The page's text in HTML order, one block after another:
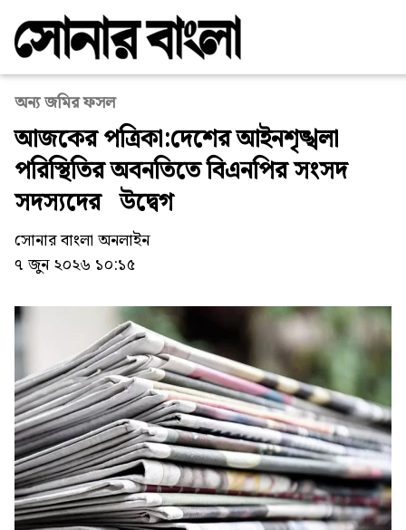
অন্য জমির ফসল
আজকের পত্রিকা:দেশের আইনশৃঙ্খলা
পরিস্থিতির অবনতিতে বিএনপির সংসদ
সদস্যদের উদ্বেগ
সোনার বাংলা অনলাইন
৭ জুন ২০২৬ ১০:১৫